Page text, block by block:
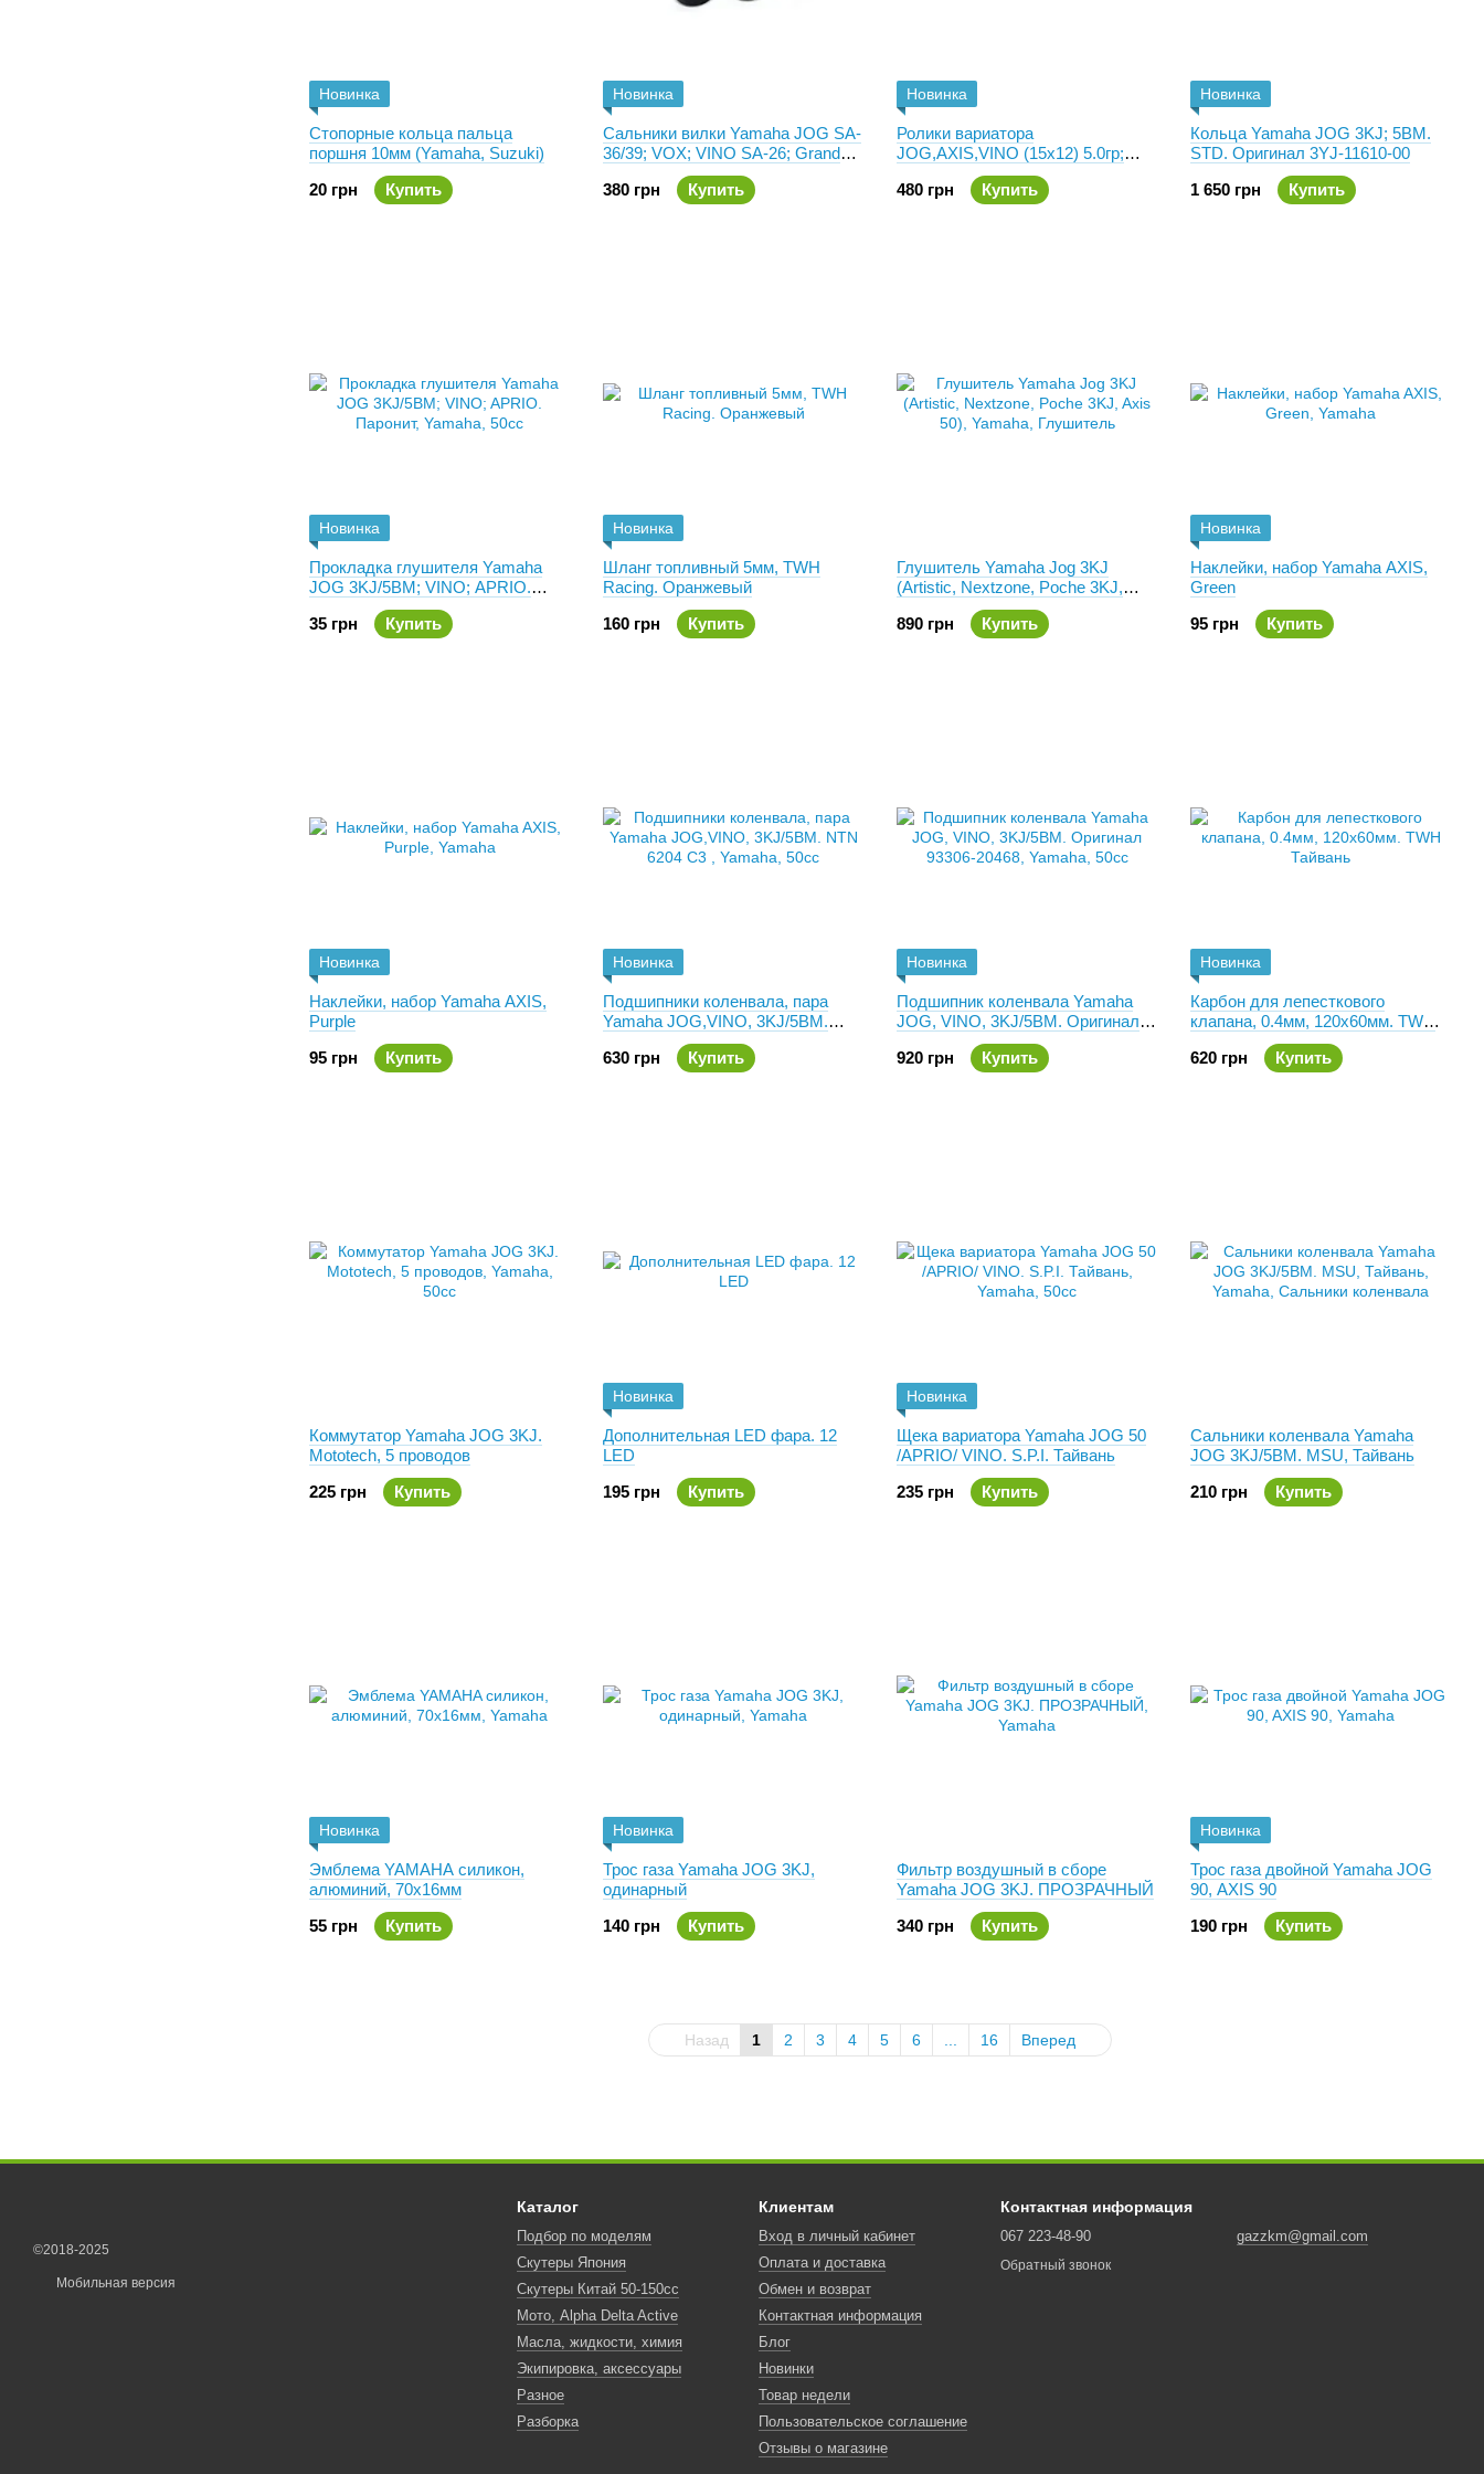
Новинка
Стопорные кольца пальца
поршня 10мм (Yamaha, Suzuki)
20 грн
Купить
Новинка
Сальники вилки Yamaha JOG SA-
36/39; VOX; VINO SA-26; Grand
Axis. Оригинал 5SU-F3145-00
380 грн
Купить
Новинка
Ролики вариатора
JOG,AXIS,VINO (15x12) 5.0гр;
TWH Тайвань
480 грн
Купить
Новинка
Кольца Yamaha JOG 3KJ; 5BM.
STD. Оригинал 3YJ-11610-00
1 650 грн
Купить
Новинка
Прокладка глушителя Yamaha
JOG 3KJ/5BM; VINO; APRIO.
35 грн
Купить
Новинка
Шланг топливный 5мм, TWH
Racing. Оранжевый
160 грн
Купить
Глушитель Yamaha Jog 3KJ
(Artistic, Nextzone, Poche 3KJ,
890 грн
Купить
Новинка
Наклейки, набор Yamaha AXIS,
Green
95 грн
Купить
Новинка
Наклейки, набор Yamaha AXIS,
Purple
95 грн
Купить
Новинка
Подшипники коленвала, пара
Yamaha JOG,VINO, 3KJ/5BM.
NTN 6204 C3
630 грн
Купить
Новинка
Подшипник коленвала Yamaha
JOG, VINO, 3KJ/5BM. Оригинал
93306-20468
920 грн
Купить
Новинка
Карбон для лепесткового
клапана, 0.4мм, 120х60мм. TWH
620 грн
Купить
Коммутатор Yamaha JOG 3KJ.
Mototech, 5 проводов
225 грн
Купить
Новинка
Дополнительная LED фара. 12
LED
195 грн
Купить
Новинка
Щека вариатора Yamaha JOG 50
/APRIO/ VINO. S.P.I. Тайвань
235 грн
Купить
Сальники коленвала Yamaha
JOG 3KJ/5BM. MSU, Тайвань
210 грн
Купить
Новинка
Эмблема YAMAHA силикон,
алюминий, 70х16мм
55 грн
Купить
Новинка
Трос газа Yamaha JOG 3KJ,
одинарный
140 грн
Купить
Фильтр воздушный в сборе
Yamaha JOG 3KJ. ПРОЗРАЧНЫЙ
340 грн
Купить
Новинка
Трос газа двойной Yamaha JOG
90, AXIS 90
190 грн
Купить
Назад 1 2 3 4 5 6 16 Вперед
©2018-2025
Мобильная версия
Каталог
Подбор по моделям
Скутеры Япония
Скутеры Китай 50-150сс
Мото, Alpha Delta Active
Масла, жидкости, химия
Экипировка, аксессуары
Разное
Разборка
Клиентам
Вход в личный кабинет
Оплата и доставка
Обмен и возврат
Контактная информация
Блог
Новинки
Товар недели
Пользовательское соглашение
Отзывы о магазине
Контактная информация
067 223-48-90
Обратный звонок
gazzkm@gmail.com